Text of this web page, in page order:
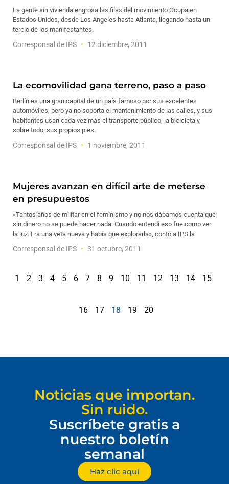
La gente sin vivienda engrosa las filas del movimiento Ocupa en
Estados Unidos, desde Los Angeles hasta Atlanta, llegando hasta un
tercio de los manifestantes.
Corresponsal de IPS 12 diciembre, 2011
La ecomovilidad gana terreno, paso a paso
Berlín es una gran capital de un país famoso por sus excelentes
automóviles, pero ya no soporta el mantenimiento de las calles, y sus
habitantes usan cada vez más el transporte público, la bicicleta y,
sobre todo, sus propios pies.
Corresponsal de IPS 1 noviembre, 2011
Mujeres avanzan en difícil arte de meterse
en presupuestos
«Tantos años de militar en el feminismo y no nos dábamos cuenta que
sin dinero no se puede hacer nada. Cuando entendí eso fue como ver
la luz. Era una veta nueva y había que explorarla», contó a IPS la
Corresponsal de IPS 31 octubre, 2011
1 2 3 4 5 6 7 8 9 10 11 12 13 14 15
16 17 18 19 20
Noticias que importan.
Sin ruido.
Suscríbete gratis a
nuestro boletín
semanal
Haz clic aquí